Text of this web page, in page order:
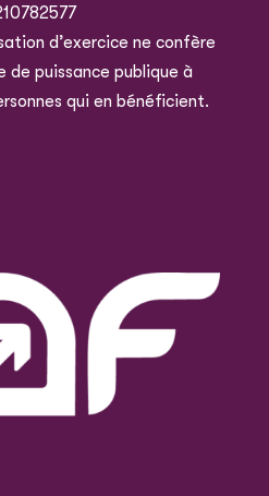
d’exercice ne confère
de puissance publique à
qui en bénéficient.